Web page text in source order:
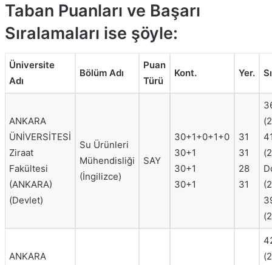
Taban Puanları ve Başarı
Sıralamaları ise şöyle:
Üniversite
Adı
Bölüm Adı
Puan
Türü
Kont. Yer.
ANKARA
ÜNİVERSİTESİ
Ziraat
Fakültesi
(ANKARA)
(Devlet)
Su Ürünleri
Mühendisliği
(İngilizce)
SAY
30+1+0+1+0
30+1
30+1
30+1
31
31
28
31
ANKARA